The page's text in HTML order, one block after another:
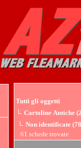
Tutti gli oggetti
Cartoline Antiche
Non identificate
61 schede trovate